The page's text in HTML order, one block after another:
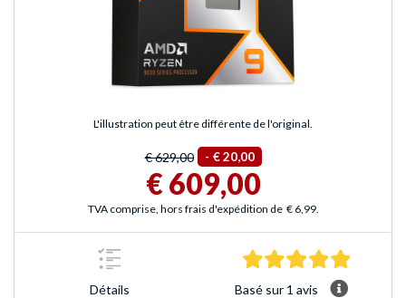
L'illustration peut être différente de l'original.
€ 629,00 - € 20,00
€ 609,00
TVA comprise, hors frais d'expédition de € 6,99.
Détails Basé sur 1 avis